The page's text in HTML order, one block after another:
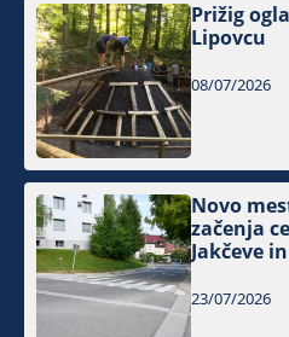
Prižig
Lipovcu
08/07/2026
Novo
začenja
Jakčeve
23/07/2026